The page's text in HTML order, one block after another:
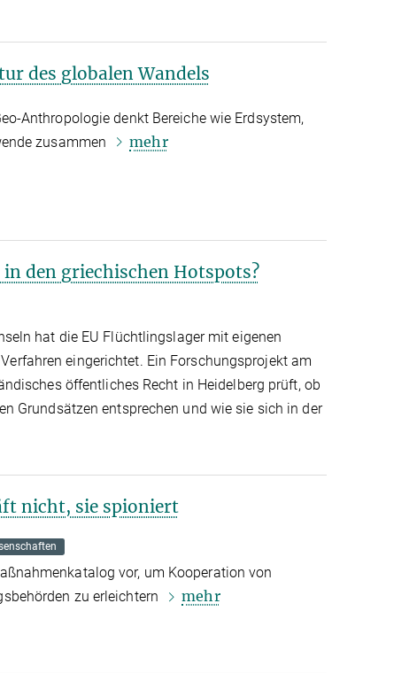
des globalen Wandels
Anthropologie denkt Bereiche wie Erdsystem,
zusammen
mehr
in den griechischen Hotspots?
hat die EU Flüchtlingslager mit eigenen
eingerichtet. Ein Forschungsprojekt am
öffentliches Recht in Heidelberg prüft, ob
Grundsätzen entsprechen und wie sie sich in der
nicht, sie spioniert
vor, um Kooperation von
zu erleichtern
mehr